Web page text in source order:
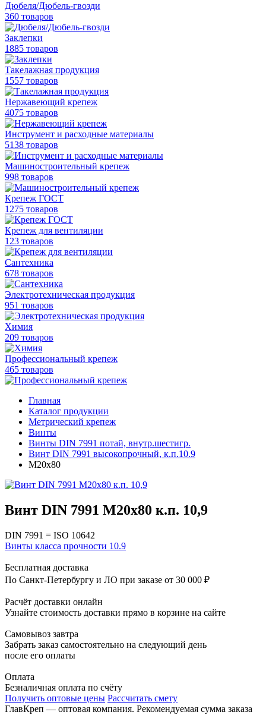
Дюбеля/Дюбель-гвозди
360 товаров
Заклепки
1885 товаров
Такелажная продукция
1557 товаров
Нержавеющий крепеж
4075 товаров
Инструмент и расходные материалы
5138 товаров
Машиностроительный крепеж
998 товаров
Крепеж ГОСТ
1275 товаров
Крепеж для вентиляции
123 товаров
Сантехника
678 товаров
Электротехническая продукция
951 товаров
Химия
209 товаров
Профессиональный крепеж
465 товаров
Главная
Каталог продукции
Метрический крепеж
Винты
Винты DIN 7991 потай, внутр.шестигр.
Винт DIN 7991 высокопрочный, к.п.10.9
М20х80
Винт DIN 7991 M20х80 к.п. 10,9
DIN 7991 = ISO 10642
Винты класса прочности 10.9
Бесплатная доставка
По Санкт-Петербургу и ЛО при заказе от 30 000 ₽
Расчёт доставки онлайн
Узнайте стоимость доставки прямо в корзине на сайте
Самовывоз завтра
Забрать заказ самостоятельно на следующий день
после его оплаты
Оплата
Безналичная оплата по счёту
Получить оптовые цены Рассчитать смету
ГлавКреп — оптовая компания. Рекомендуемая сумма заказа